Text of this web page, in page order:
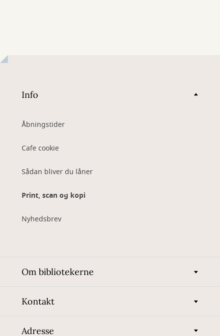
Info
Åbningstider
Cafe cookie
Sådan bliver du låner
Print, scan og kopi
Nyhedsbrev
Om bibliotekerne
Kontakt
Adresse